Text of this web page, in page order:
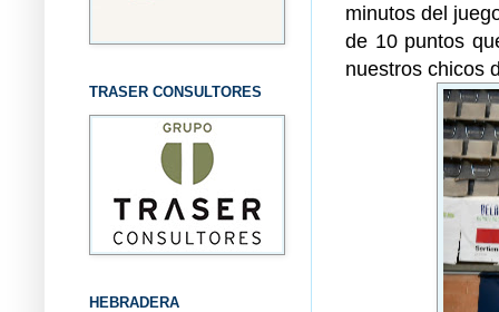
minutos del
de 10 puntos
nuestros chicos
TRASER CONSULTORES
HEBRADERA